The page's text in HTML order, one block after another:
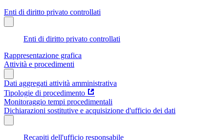
Enti di diritto privato controllati
Enti di diritto privato controllati
Rappresentazione grafica
Attività e procedimenti
Dati aggregati attività amministrativa
Tipologie di procedimento
Monitoraggio tempi procedimentali
Dichiarazioni sostitutive e acquisizione d'ufficio dei dati
Recapiti dell'ufficio responsabile